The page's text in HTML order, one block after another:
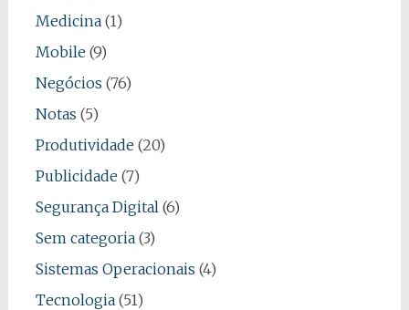
Medicina(1)
Mobile (9)
Negócios (76)
Notas (5)
Produtividade (20)
Publicidade (7)
Segurança Digital(6)
Sem categoria(3)
Sistemas Operacionais (4)
Tecnologia(51)